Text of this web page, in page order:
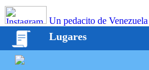
Un pedacito de
Lugares